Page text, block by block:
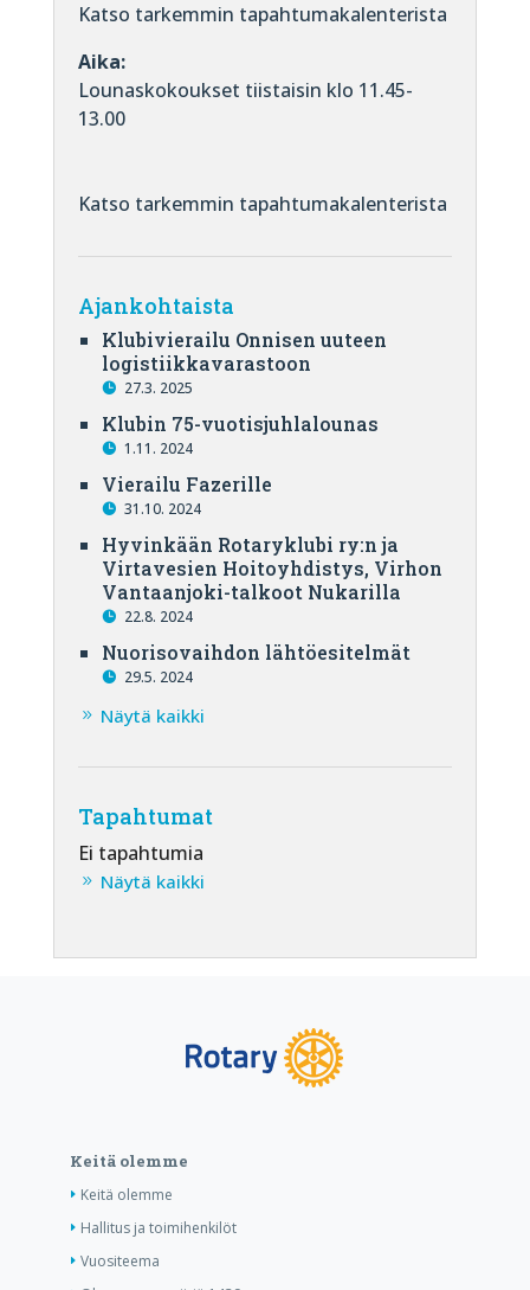
Katso tarkemmin tapahtumakalenterista
Aika:
Lounaskokoukset tiistaisin klo 11.45-
13.00
Katso tarkemmin tapahtumakalenterista
Ajankohtaista
Klubivierailu Onnisen uuteen
logistiikkavarastoon
27.3. 2025
Klubin 75-vuotisjuhlalounas
1.11. 2024
Vierailu Fazerille
31.10. 2024
Hyvinkään Rotaryklubi ry:n ja
Virtavesien Hoitoyhdistys, Virhon
Vantaanjoki-talkoot Nukarilla
22.8. 2024
Nuorisovaihdon lähtöesitelmät
29.5. 2024
Näytä kaikki
Tapahtumat
Ei tapahtumia
Näytä kaikki
Keitä olemme
Keitä olemme
Hallitus ja toimihenkilöt
Vuositeema